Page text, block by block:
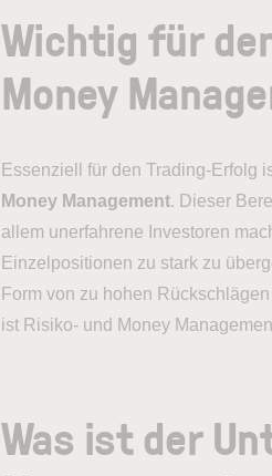
Wichtig für
Money
Essenziell für den Trading-Erfolg
Money Management. Dieser
allem unerfahrene Investoren
Einzelpositionen zu stark zu
Form von zu hohen
ist Risiko- und Money
Was ist der